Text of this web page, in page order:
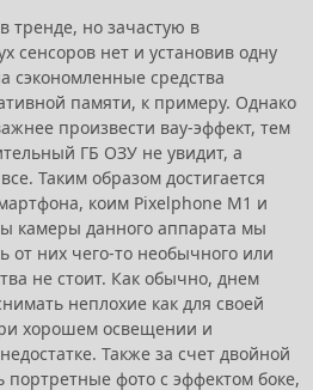
тренде, но зачастую в
сенсоров нет и установив одну
сэкономленные средства
памяти, к примеру. Однако
произвести вау-эффект, тем
ГБ ОЗУ не увидит, а
Таким образом достигается
коим Pixelphone M1 и
камеры данного аппарата мы
них чего-то необычного или
не стоит. Как обычно, днем
неплохие как для своей
хорошем освещении и
Также за счет двойной
портретные фото с эффектом боке,